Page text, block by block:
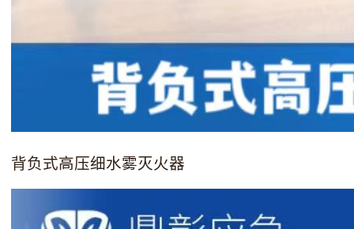
背负式高压细水雾灭火器